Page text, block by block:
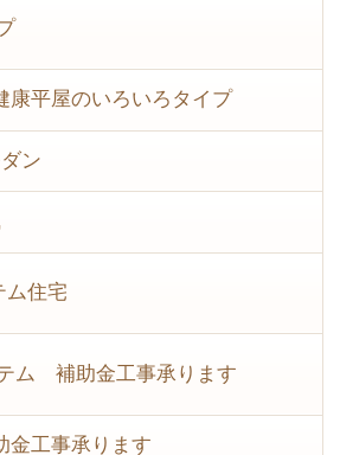
康平屋のいろいろタイプ
ン
住宅
ム 補助金工事承ります
工事承ります